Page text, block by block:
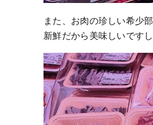
また、お肉の珍しい希少
新鮮だから美味しいですし